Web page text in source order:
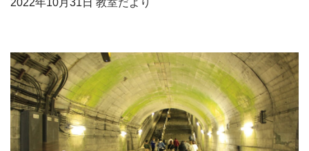
2022年10月31日 教室だより